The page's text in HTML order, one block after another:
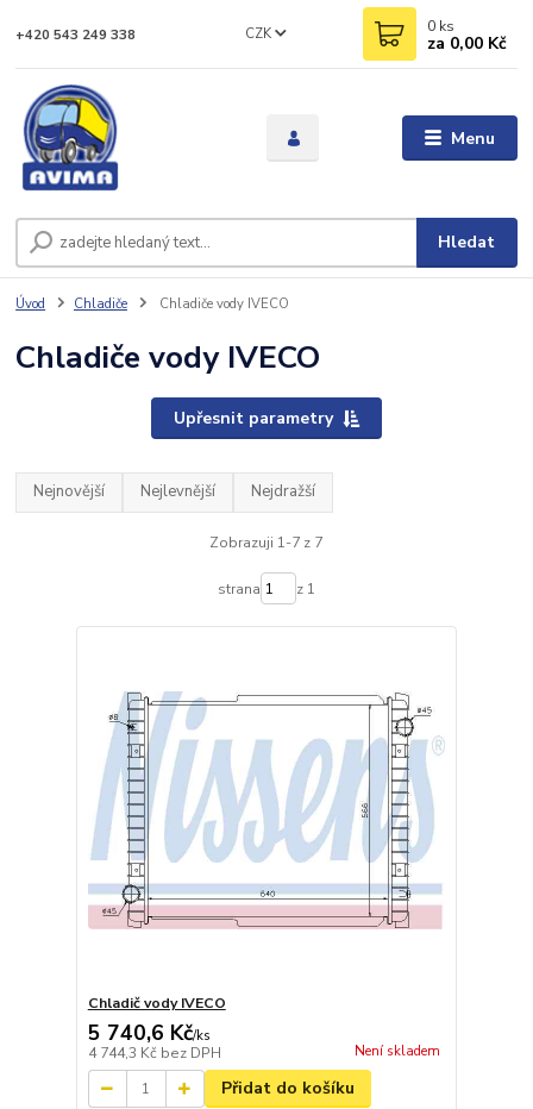
Menu
CZK
Hledat
+420 543 249 338 0 ks
za 0,00 Kč
Úvod Chladiče Chladiče vody IVECO
Chladiče vody IVECO
Upřesnit parametry
Nejnovější Nejlevnější Nejdražší
Zobrazuji 1-7 z 7
strana z 1
Chladič vody IVECO
5 740,6 Kč/ks
4 744,3 Kč bez DPH Není skladem
Přidat do košíku